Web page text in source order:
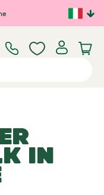
IN